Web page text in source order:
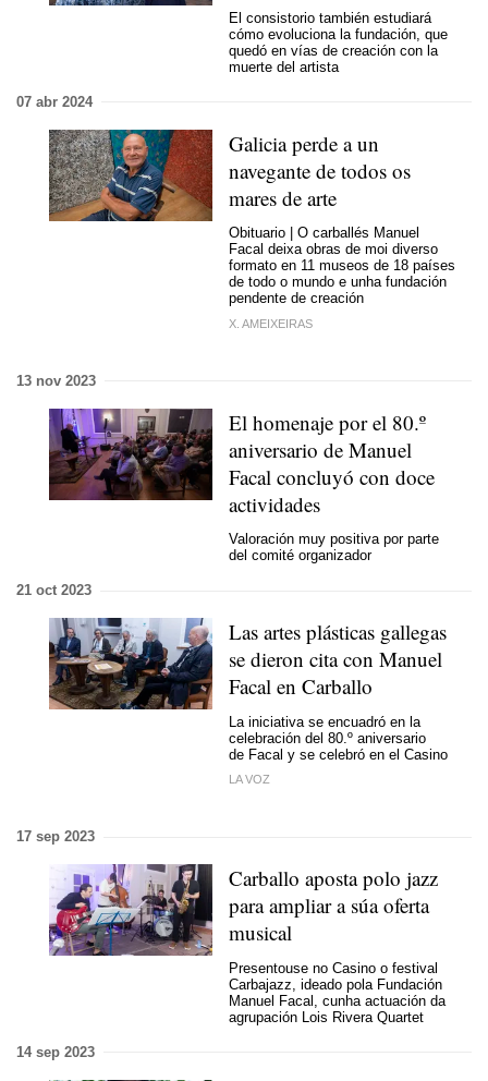
El consistorio también estudiará
cómo evoluciona la fundación, que
quedó en vías de creación con la
muerte del artista
07 abr 2024
Galicia perde a un
navegante de todos os
mares de arte
Obituario | O carballés Manuel
Facal deixa obras de moi diverso
formato en 11 museos de 18 países
de todo o mundo e unha fundación
pendente de creación
X. AMEIXEIRAS
13 nov 2023
El homenaje por el 80.º
aniversario de Manuel
Facal concluyó con doce
actividades
Valoración muy positiva por parte
del comité organizador
21 oct 2023
Las artes plásticas gallegas
se dieron cita con Manuel
Facal en Carballo
La iniciativa se encuadró en la
celebración del 80.º aniversario
de Facal y se celebró en el Casino
LA VOZ
17 sep 2023
Carballo aposta polo jazz
para ampliar a súa oferta
musical
Presentouse no Casino o festival
Carbajazz, ideado pola Fundación
Manuel Facal, cunha actuación da
agrupación Lois Rivera Quartet
14 sep 2023